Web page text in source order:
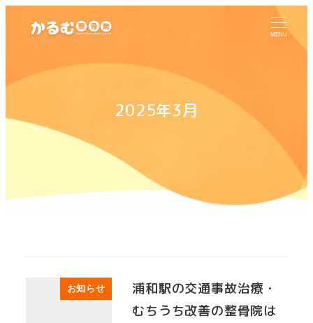
MENU
2025年3月
お知らせ
浦和駅の交通事故治療・
むちうち改善の整骨院は